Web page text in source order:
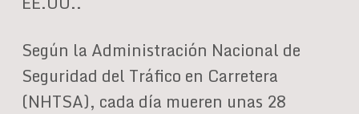
Según la Administración Nacional de
Seguridad del Tráfico en Carretera
(NHTSA), cada día mueren unas 28